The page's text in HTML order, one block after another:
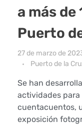
a más
Puerto
27 de marzo de
Puerto de la
Se han
actividades
cuentacuentos,
exposición